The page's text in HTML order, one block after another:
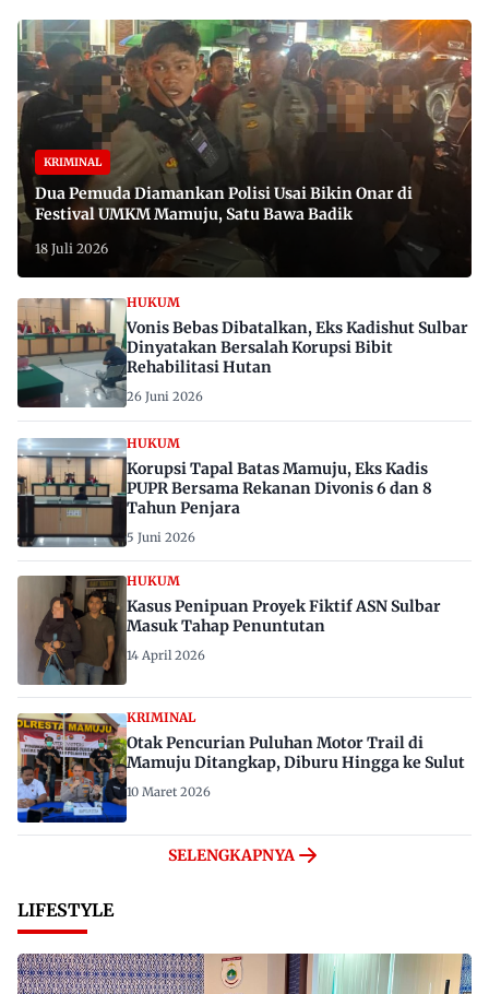
KRIMINAL
Dua Pemuda Diamankan Polisi Usai Bikin Onar di
Festival UMKM Mamuju, Satu Bawa Badik
18 Juli 2026
HUKUM
Vonis Bebas Dibatalkan, Eks Kadishut Sulbar
Dinyatakan Bersalah Korupsi Bibit
Rehabilitasi Hutan
26 Juni 2026
HUKUM
Korupsi Tapal Batas Mamuju, Eks Kadis
PUPR Bersama Rekanan Divonis 6 dan 8
Tahun Penjara
5 Juni 2026
HUKUM
Kasus Penipuan Proyek Fiktif ASN Sulbar
Masuk Tahap Penuntutan
14 April 2026
KRIMINAL
Otak Pencurian Puluhan Motor Trail di
Mamuju Ditangkap, Diburu Hingga ke Sulut
10 Maret 2026
SELENGKAPNYA
LIFESTYLE